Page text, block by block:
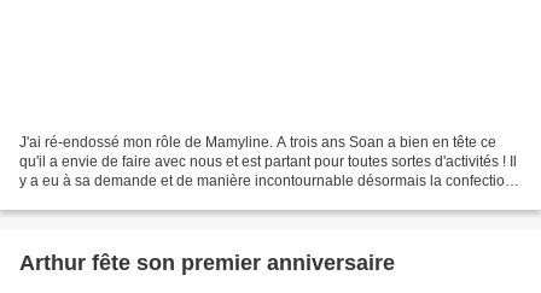
J'ai ré-endossé mon rôle de Mamyline. A trois ans Soan a bien en tête ce
qu'il a envie de faire avec nous et est partant pour toutes sortes d'activités ! Il
y a eu à sa demande et de manière incontournable désormais la confection
Arthur fête son premier anniversaire